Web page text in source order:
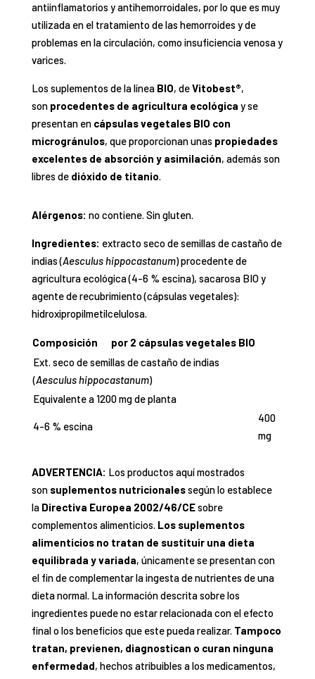
antiinflamatorios y antihemorroidales, por lo que es muy
utilizada en el tratamiento de las hemorroides y de
problemas en la circulación, como insuficiencia venosa y
varices.
Los suplementos de la línea BIO, deVitobest®,
son procedentes de agricultura ecológica y se
presentan en cápsulas vegetales BIO con
microgránulos, que proporcionan unas propiedades
excelentes de absorción y asimilación, además son
libres de dióxido de titanio.
Alérgenos: no contiene. Sin gluten.
Ingredientes: extracto seco de semillas de castaño de
indias (Aesculus hippocastanum) procedente de
agricultura ecológica (4-6 % escina), sacarosa BIO y
agente de recubrimiento (cápsulas vegetales):
hidroxipropilmetilcelulosa.
Composición
por 2 cápsulas vegetales BIO
Ext. seco de semillas de castaño de indias
(Aesculus hippocastanum)
Equivalente a 1200 mg de planta
4-6 % escina
400
mg
ADVERTENCIA: Los productos aquí mostrados
son suplementos nutricionalessegún lo establece
la Directiva Europea 2002/46/CEsobre
complementos alimenticios. Los suplementos
alimenticios no tratan de sustituir una dieta
equilibrada y variada, únicamente se presentan con
el fin de complementar la ingesta de nutrientes de una
dieta normal. La información descrita sobre los
ingredientes puede no estar relacionada con el efecto
final o los beneficios que este pueda realizar. Tampoco
tratan, previenen, diagnostican o curan ninguna
enfermedad, hechos atribuibles a los medicamentos,